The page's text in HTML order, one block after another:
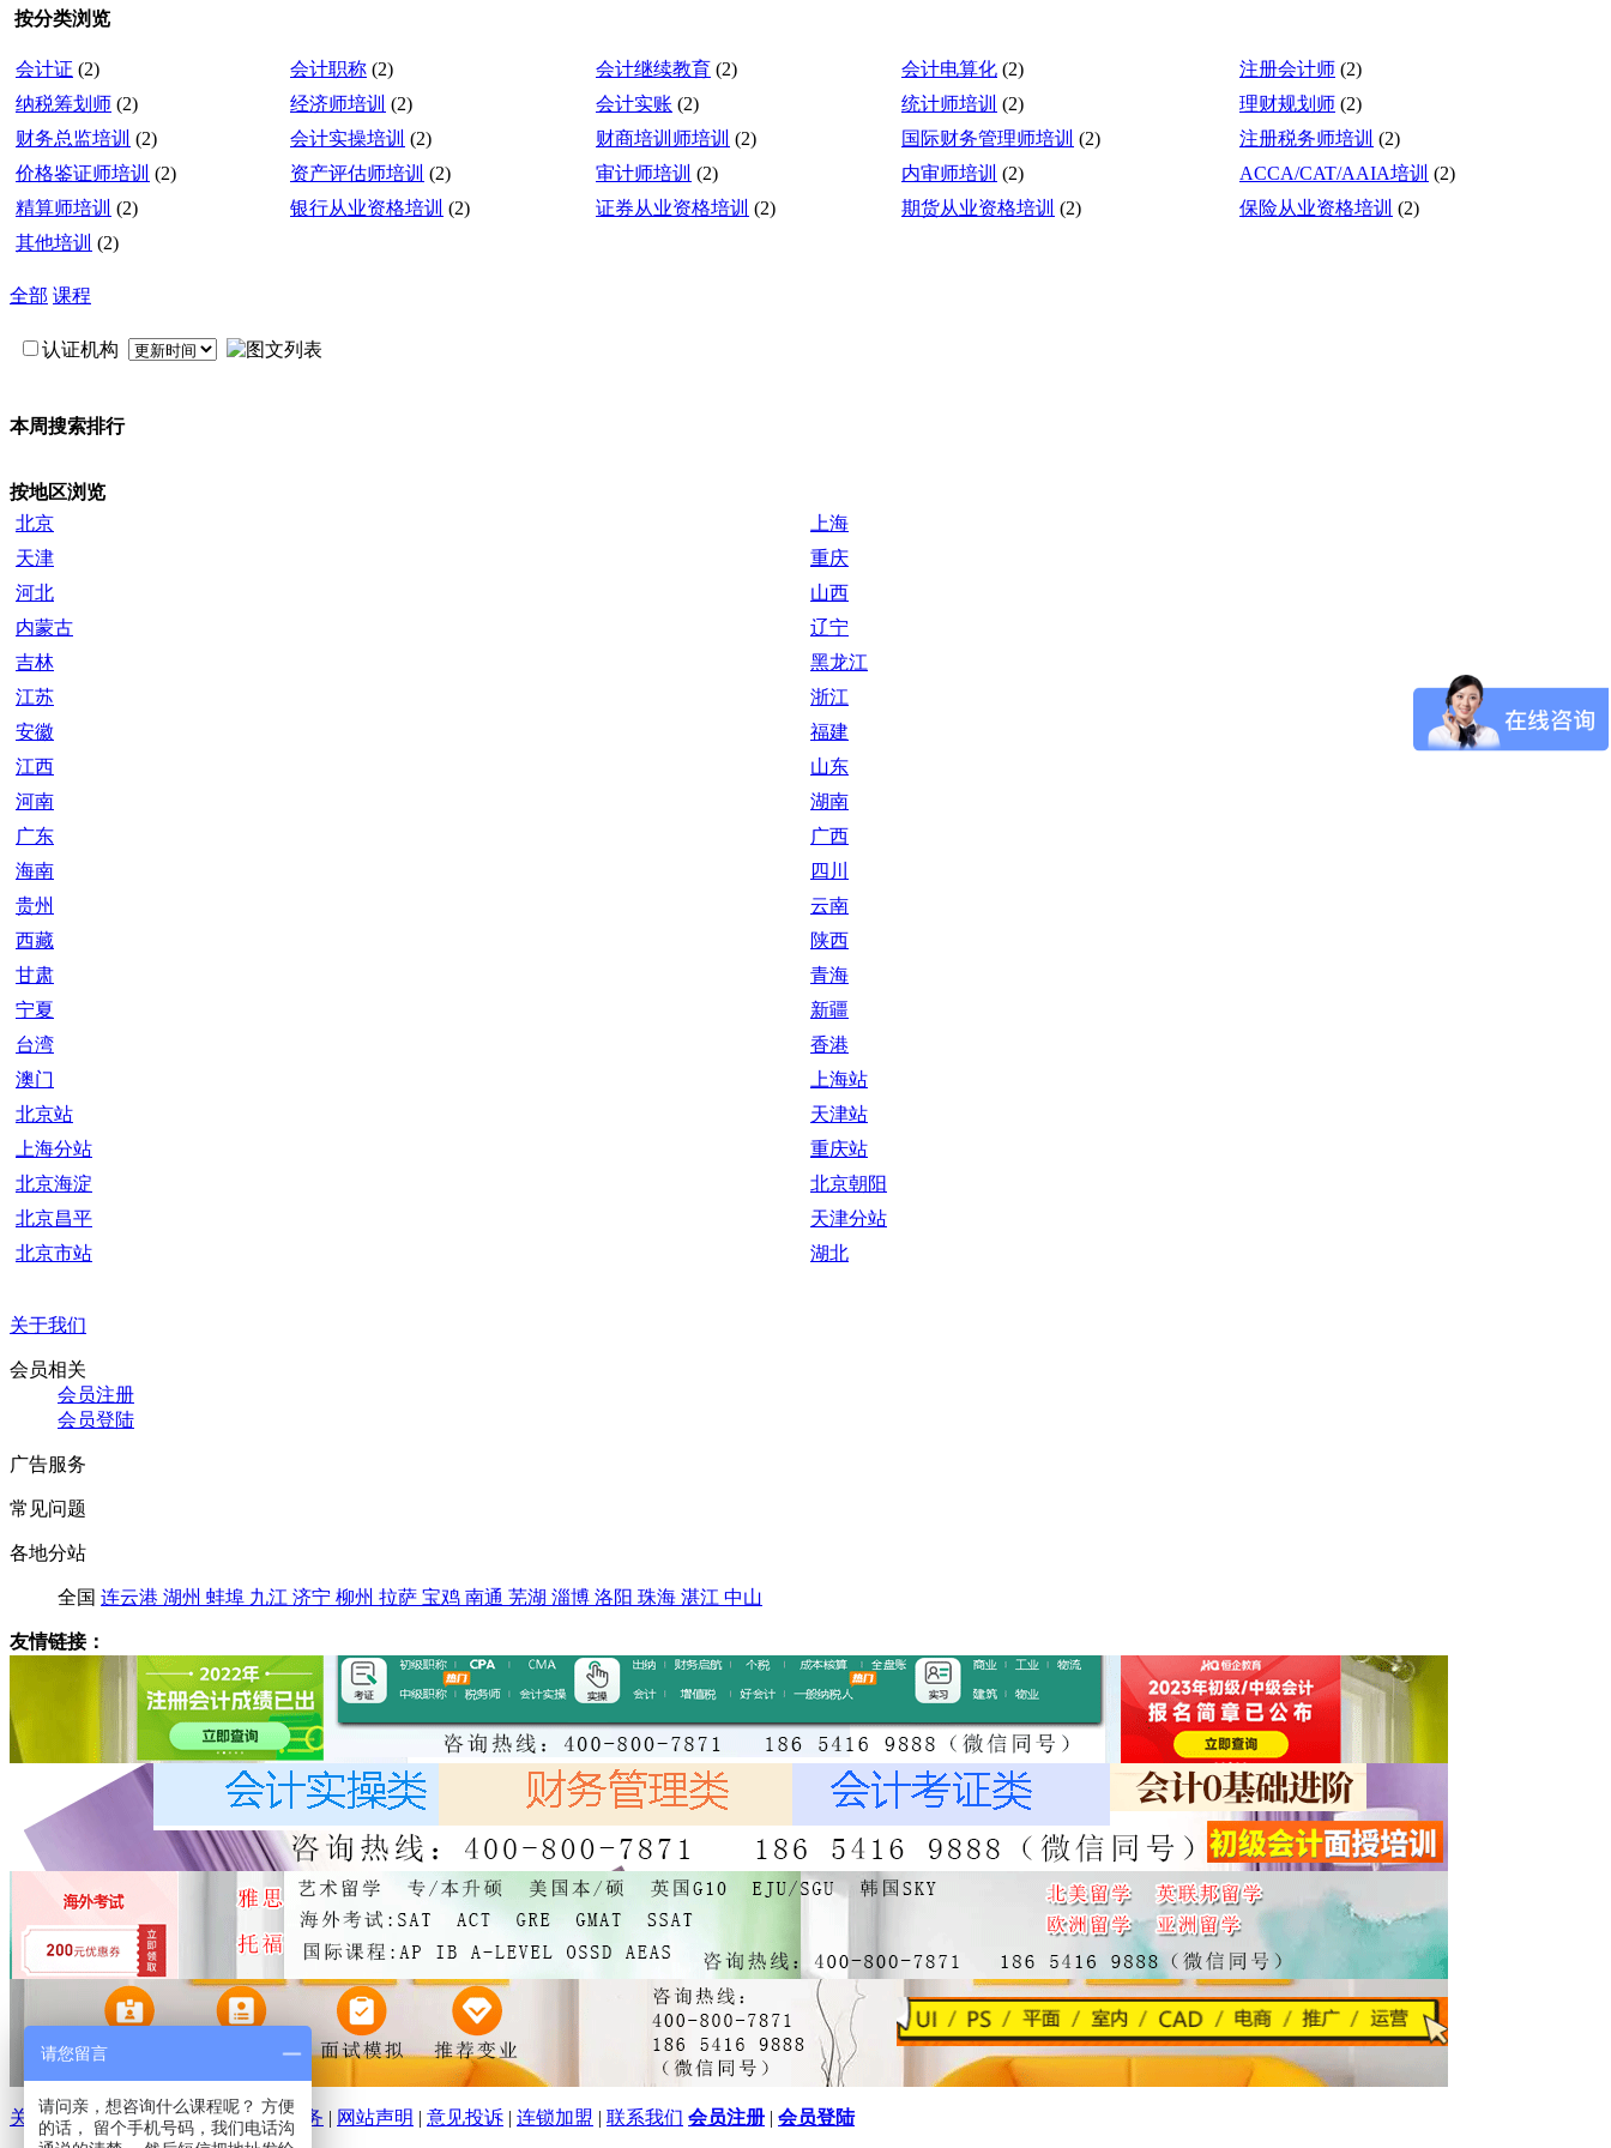
按分类浏览
会计证 (2) 会计职称 (2) 会计继续教育 (2) 会计电算化 (2) 注册会计师 (2)
纳税筹划师 (2) 经济师培训 (2) 会计实账 (2) 统计师培训 (2) 理财规划师 (2)
财务总监培训 (2) 会计实操培训 (2) 财商培训师培训 (2) 国际财务管理师培训 (2) 注册税务师培训 (2)
价格鉴证师培训 (2) 资产评估师培训 (2) 审计师培训 (2) 内审师培训 (2) ACCA/CAT/AAIA培训 (2)
精算师培训 (2) 银行从业资格培训 (2) 证券从业资格培训 (2) 期货从业资格培训 (2) 保险从业资格培训 (2)
其他培训 (2)
全部 课程
认证机构
本周搜索排行
按地区浏览
北京
上海
天津
重庆
河北
山西
内蒙古
辽宁
吉林
黑龙江
江苏
浙江
安徽
福建
江西
山东
河南
湖南
广东
广西
海南
四川
贵州
云南
西藏
陕西
甘肃
青海
宁夏
新疆
台湾
香港
澳门
上海站
北京站
天津站
上海分站
重庆站
北京海淀
北京朝阳
北京昌平
天津分站
北京市站
湖北
关于我们
会员相关
会员注册
会员登陆
广告服务
常见问题
各地分站
全国 连云港 湖州 蚌埠 九江 济宁 柳州 拉萨 宝鸡 南通 芜湖 淄博 洛阳 珠海 湛江 中山
友情链接：
关于环球培训网|分支机构|广告服务 | 网站声明 | 意见投诉 | 连锁加盟 | 联系我们 会员注册 | 会员登陆
请您留言
请问亲，想咨询什么课程呢？ 方便
的话， 留个手机号码，我们电话沟